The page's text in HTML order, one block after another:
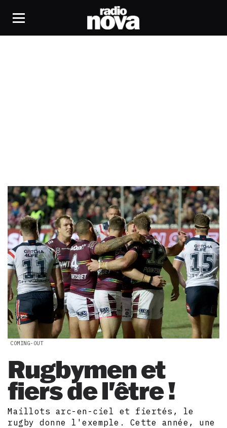
COMING-OUT
Rugbymen et
fiers de l'être !
Maillots arc-en-ciel et fiertés, le
rugby donne l'exemple. Cette année, une